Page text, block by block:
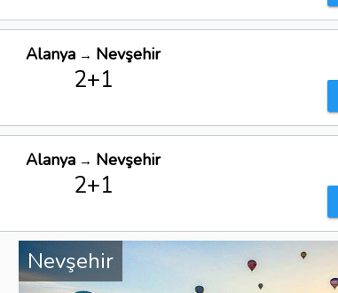
Alanya → Nevşehir
2+1
Alanya → Nevşehir
2+1
Nevşehir